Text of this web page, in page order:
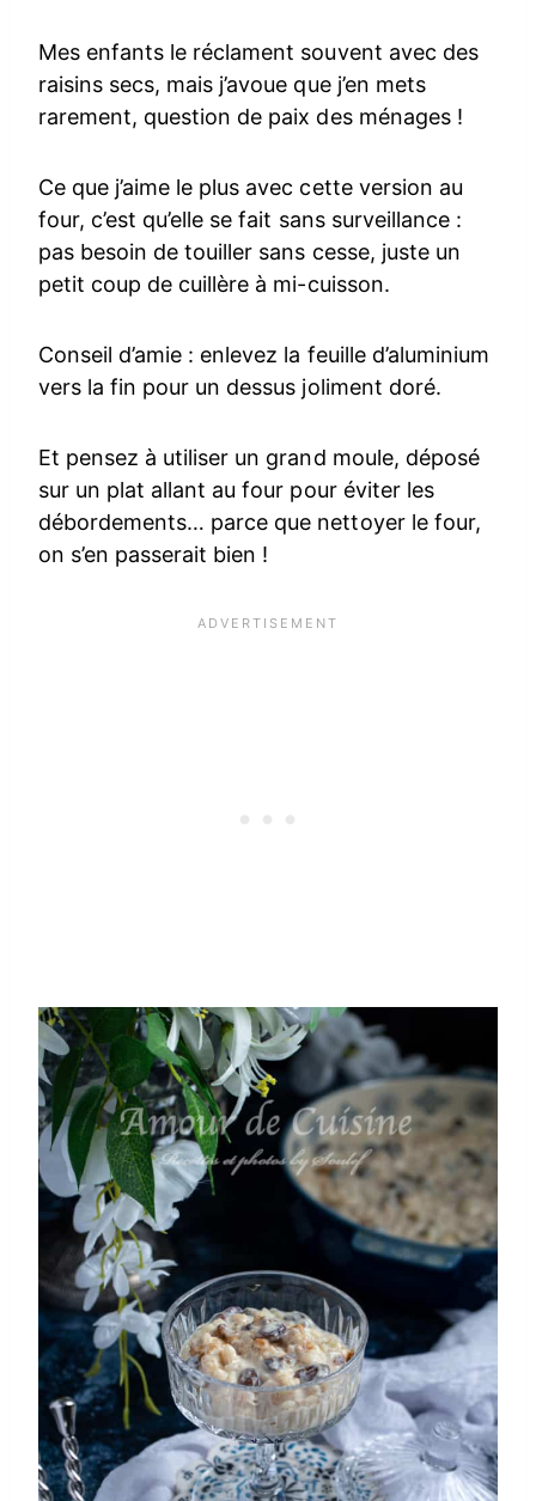
Mes enfants le réclament souvent avec des
raisins secs, mais j’avoue que j’en mets
rarement, question de paix des ménages !
Ce que j’aime le plus avec cette version au
four, c’est qu’elle se fait sans surveillance :
pas besoin de touiller sans cesse, juste un
petit coup de cuillère à mi-cuisson.
Conseil d’amie : enlevez la feuille d’aluminium
vers la fin pour un dessus joliment doré.
Et pensez à utiliser un grand moule, déposé
sur un plat allant au four pour éviter les
débordements… parce que nettoyer le four,
on s’en passerait bien !